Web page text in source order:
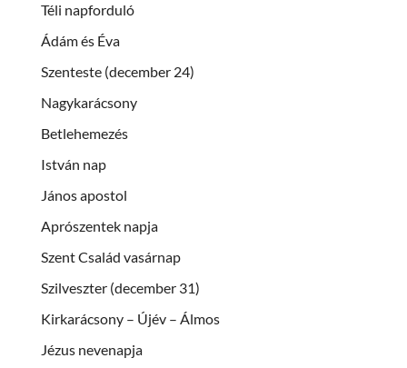
Téli napforduló
Ádám és Éva
Szenteste (december 24)
Nagykarácsony
Betlehemezés
István nap
János apostol
Aprószentek napja
Szent Család vasárnap
Szilveszter (december 31)
Kirkarácsony – Újév – Álmos
Jézus nevenapja